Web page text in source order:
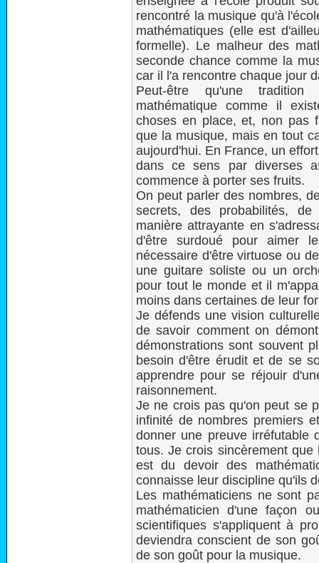
rencontré la musique qu'à
mathématiques (elle est
formelle). Le malheur des
seconde chance comme la
car il l'a rencontre chaque jour
Peut-être qu'une tradition
mathématique comme il
choses en place, et, non pas
que la musique, mais en tout
aujourd'hui. En France, un
dans ce sens par diverses
commence à porter ses fruits.
On peut parler des nombres,
secrets, des probabilités,
manière attrayante en
d'être surdoué pour aimer
nécessaire d'être virtuose ou
une guitare soliste ou un
pour tout le monde et il
moins dans certaines de leur
Je défends une vision
de savoir comment on
démonstrations sont souvent
besoin d'être érudit et de se
apprendre pour se réjouir
raisonnement.
Je ne crois pas qu'on peut se
infinité de nombres premiers
donner une preuve irréfutable
tous. Je crois sincèrement
est du devoir des
connaisse leur discipline qu'ils
Les mathématiciens ne sont
mathématicien d'une façon
scientifiques s'appliquent à
deviendra conscient de son
de son goût pour la musique.